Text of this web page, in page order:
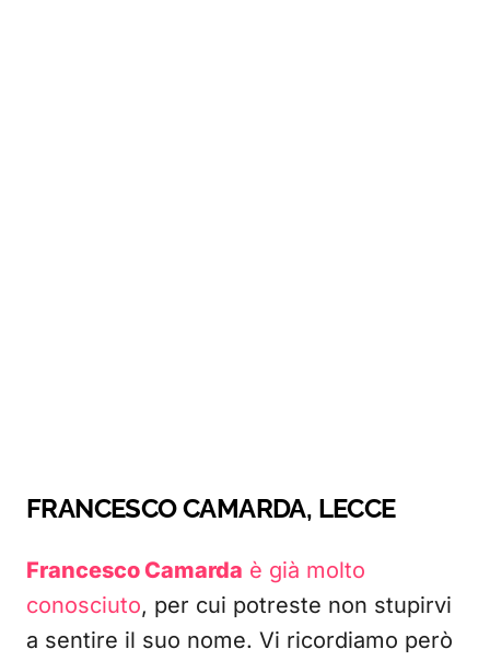
FRANCESCO CAMARDA, LECCE
Francesco Camarda è già molto
conosciuto, per cui potreste non stupirvi
a sentire il suo nome. Vi ricordiamo però